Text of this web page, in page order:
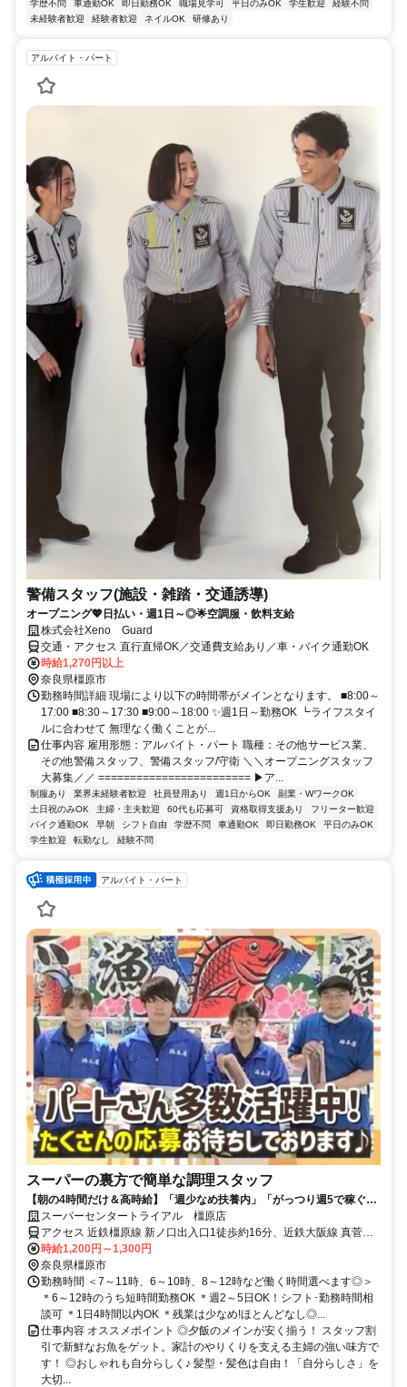
学歴不問 車通勤OK 即日勤務OK 職場見学可 平日のみOK 学生歓迎
経験不問
未経験者歓迎
経験者歓迎 ネイルOK 研修あり
アルバイト・パート
警備スタッフ(施設・雑踏・交通誘導)
オープニング💖日払い・週1日～◎🌟空調服・飲料支給
株式会社Xeno Guard
交通・アクセス 直行直帰OK／交通費支給あり／車・バイク通勤OK
時給1,270円以上
奈良県橿原市
勤務時間詳細 現場により以下の時間帯がメインとなります。 ■8:00～
17:00 ■8:30～17:30 ■9:00～18:00 ✨週1日～勤務OK ┗ライフスタイ
ルに合わせて 無理なく働くことが...
仕事内容 雇用形態：アルバイト・パート 職種：その他サービス業、
その他警備スタッフ、警備スタッフ/守衛 ＼＼オープニングスタッフ
大募集／／ ======================== ▶ア...
制服あり 業界未経験者歓迎 社員登用あり 週1日からOK
副業・WワークOK
土日祝のみOK
主婦・主夫歓迎 60代も応募可 資格取得支援あり
フリーター歓迎
バイク通勤OK
早朝 シフト自由 学歴不問 車通勤OK 即日勤務OK
平日のみOK
学生歓迎
転勤なし 経験不問
アルバイト・パート
スーパーの裏方で簡単な調理スタッフ
【朝の4時間だけ＆高時給】「週少なめ扶養内」「がっつり週5で稼ぐ」
もOK♪自由度高め◎午後は自分時間でWワークや家事両立も◎
スーパーセンタートライアル 橿原店
アクセス 近鉄橿原線 新ノ口出入口1徒歩約16分、近鉄大阪線 真菅徒
歩約18分、近鉄大阪線 大和八木北口徒歩約21分 近鉄「新ノ口駅」・
「真菅駅」から車で5分
時給1,200円～1,300円
奈良県橿原市
勤務時間 ＜7～11時、6～10時、8～12時など働く時間選べます◎＞
＊6～12時のうち短時間勤務OK ＊週2～5日OK！シフト･勤務時間相
談可 ＊1日4時間以内OK ＊残業は少なめ!ほとんどなし◎...
仕事内容 オススメポイント ◎夕飯のメインが安く揃う！ スタッフ割
引で新鮮なお魚をゲット。家計のやりくりを支える主婦の強い味方で
す！ ◎おしゃれも自分らしく♪ 髪型・髪色は自由！「自分らしさ」を
大切...